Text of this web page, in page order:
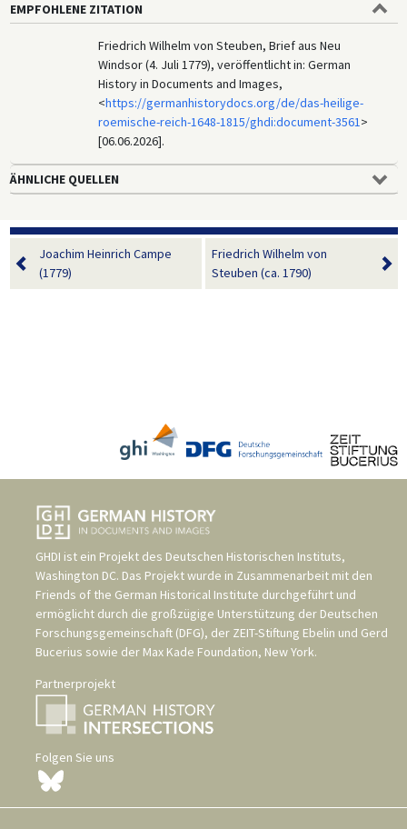
EMPFOHLENE ZITATION
Friedrich Wilhelm von Steuben, Brief aus Neu
Windsor (4. Juli 1779), veröffentlicht in: German
History in Documents and Images,
<https://germanhistorydocs.org/de/das-heilige-
roemische-reich-1648-1815/ghdi:document-3561>
[06.06.2026].
ÄHNLICHE QUELLEN
Joachim Heinrich Campe
(1779)
Friedrich Wilhelm von
Steuben (ca. 1790)
GHDI ist ein Projekt des Deutschen Historischen Instituts,
Washington DC. Das Projekt wurde in Zusammenarbeit mit den
Friends of the German Historical Institute durchgeführt und
ermöglicht durch die großzügige Unterstützung der Deutschen
Forschungsgemeinschaft (DFG), der ZEIT-Stiftung Ebelin und Gerd
Bucerius sowie der Max Kade Foundation, New York.
Partnerprojekt
Folgen Sie uns